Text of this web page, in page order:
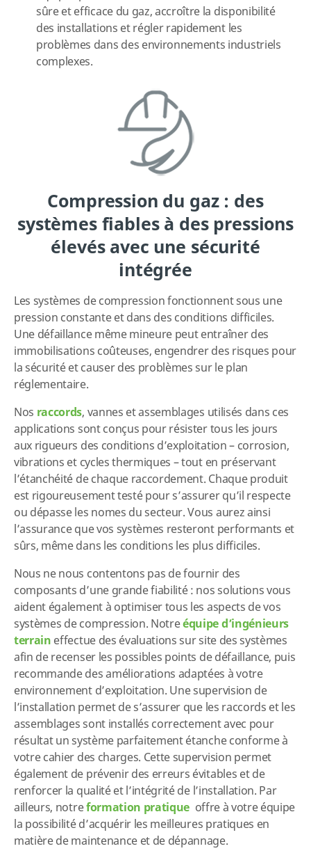
sûre et efficace du gaz, accroître la disponibilité
des installations et régler rapidement les
problèmes dans des environnements industriels
complexes.
Compression du gaz : des
systèmes fiables à des pressions
élevés avec une sécurité
intégrée
Les systèmes de compression fonctionnent sous une
pression constante et dans des conditions difficiles.
Une défaillance même mineure peut entraîner des
immobilisations coûteuses, engendrer des risques pour
la sécurité et causer des problèmes sur le plan
réglementaire.
Nos raccords, vannes et assemblages utilisés dans ces
applications sont conçus pour résister tous les jours
aux rigueurs des conditions d’exploitation – corrosion,
vibrations et cycles thermiques – tout en préservant
l’étanchéité de chaque raccordement. Chaque produit
est rigoureusement testé pour s’assurer qu’il respecte
ou dépasse les nomes du secteur. Vous aurez ainsi
l’assurance que vos systèmes resteront performants et
sûrs, même dans les conditions les plus difficiles.
Nous ne nous contentons pas de fournir des
composants d’une grande fiabilité : nos solutions vous
aident également à optimiser tous les aspects de vos
systèmes de compression. Notreéquipe d’ingénieurs
terrain effectue des évaluations sur site des systèmes
afin de recenser les possibles points de défaillance, puis
recommande des améliorations adaptées à votre
environnement d’exploitation. Une supervision de
l’installation permet de s’assurer que les raccords et les
assemblages sont installés correctement avec pour
résultat un système parfaitement étanche conforme à
votre cahier des charges. Cette supervision permet
également de prévenir des erreurs évitables et de
renforcer la qualité et l’intégrité de l’installation. Par
ailleurs, notreformation pratique offre à votre équipe
la possibilité d’acquérir les meilleures pratiques en
matière de maintenance et de dépannage.